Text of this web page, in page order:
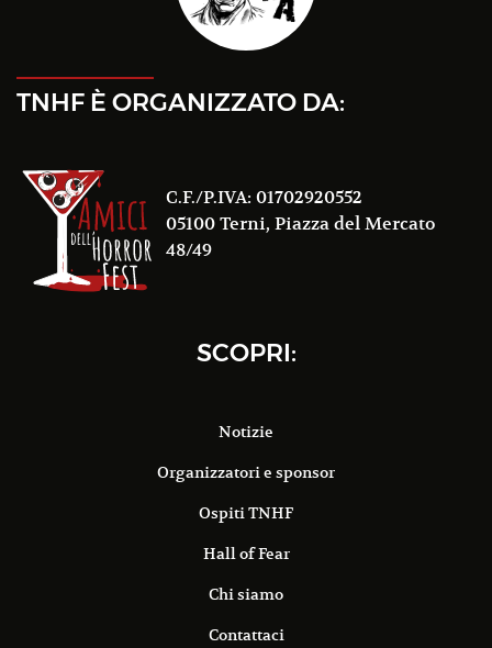
TNHF È ORGANIZZATO DA:
C.F./P.IVA: 01702920552
05100 Terni, Piazza del Mercato
48/49
SCOPRI:
Notizie
Organizzatori e sponsor
Ospiti TNHF
Hall of Fear
Chi siamo
Contattaci